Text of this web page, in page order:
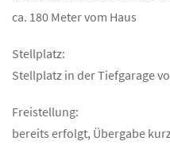
ca. 180 Meter vom Haus
Stellplatz:
Stellplatz in der Tiefgarage
Freistellung:
bereits erfolgt, Übergabe